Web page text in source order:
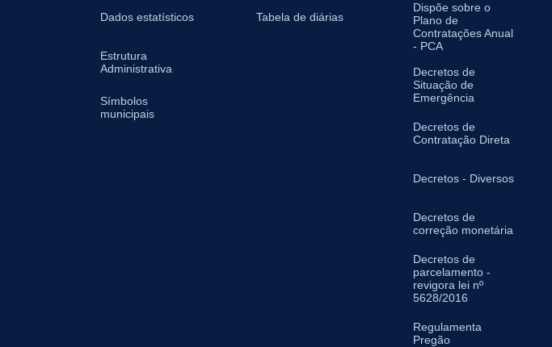
Dados estatísticos
Estrutura
Administrativa
Símbolos
municipais
Tabela de diárias
Dispõe sobre o
Plano de
Contratações Anual
- PCA
Decretos de
Situação de
Emergência
Decretos de
Contratação Direta
Decretos - Diversos
Decretos de
correção monetária
Decretos de
parcelamento -
revigora lei nº
5628/2016
Regulamenta
Pregão